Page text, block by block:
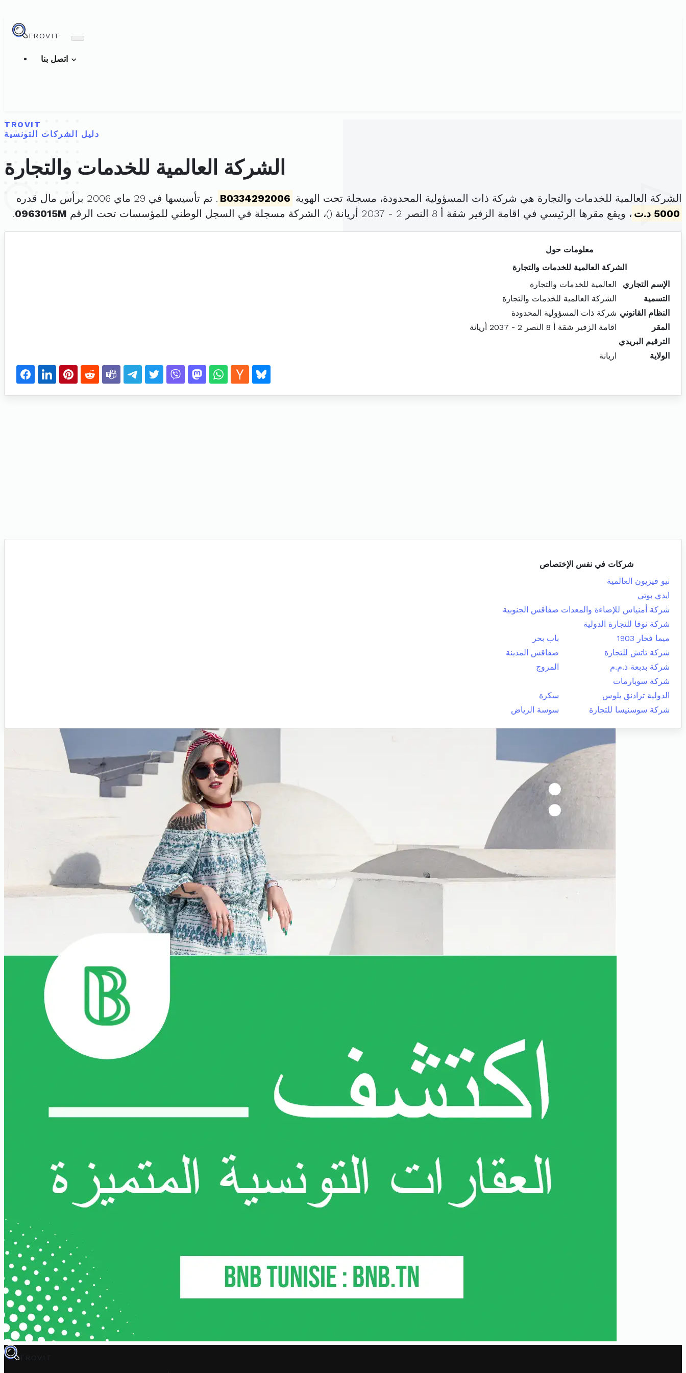
TROVIT
TROVIT
دليل الشركات التونسية
الشركة العالمية للخدمات والتجارة
الشركة العالمية للخدمات والتجارة هي شركة ذات المسؤولية المحدودة، مسجلة تحت الهوية B0334292006 . تم تأسيسها في 29 ماي 2006 برأس مال قدره
5000 د.ت
، ويقع مقرها الرئيسي في اقامة الزفير شقة أ 8 النصر 2 - 2037 أريانة ( )، الشركة مسجلة في السجل الوطني للمؤسسات تحت الرقم 0963015M
.
معلومات حول
الشركة العالمية للخدمات والتجارة
الإسم التجاري
العالمية للخدمات والتجارة
التسمية
الشركة العالمية للخدمات والتجارة
النظام القانوني شركة ذات المسؤولية المحدودة
المقر
اقامة الزفير شقة أ 8 النصر 2 - 2037 أريانة
الترقيم البريدي
الولاية
اريانة
شركات في نفس الإختصاص
نيو فيزيون العالمية
ايدي بوتي
شركة أمنياس للإضاءة والمعدات صفاقس الجنوبية
شركة نوفا للتجارة الدولية
ميما فخار 1903
باب بحر
شركة تاتش للتجارة
صفاقس المدينة
شركة بدبعة ذ.م.م
المروج
شركة سوبارمات
الدولية ترادنق بلوس
سكرة
شركة سوسنيسا للتجارة
سوسة الرياض
TROVIT